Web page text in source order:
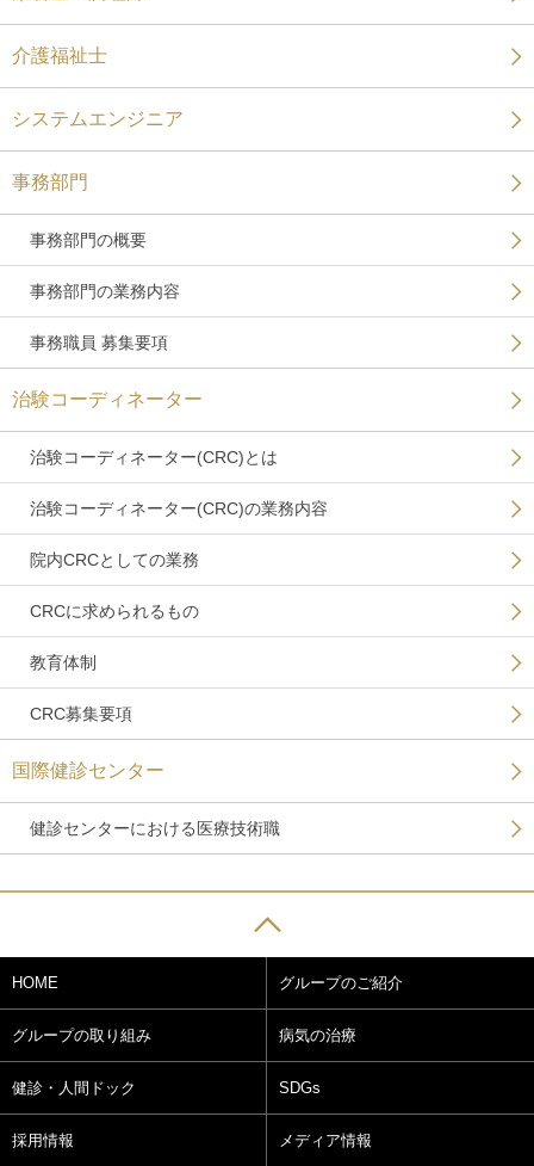
介護福祉士
システムエンジニア
事務部門
事務部門の概要
事務部門の業務内容
事務職員 募集要項
治験コーディネーター
治験コーディネーター(CRC)とは
治験コーディネーター(CRC)の業務内容
院内CRCとしての業務
CRCに求められるもの
教育体制
CRC募集要項
国際健診センター
健診センターにおける医療技術職
HOME グループのご紹介
グループの取り組み 病気の治療
健診・人間ドック SDGs
採用情報 メディア情報